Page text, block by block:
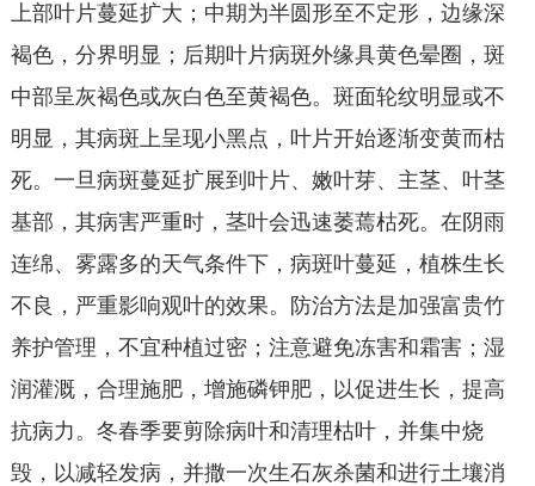
上部叶片蔓延扩大；中期为半圆形至不定形，边缘深
褐色，分界明显；后期叶片病斑外缘具黄色晕圈，斑
中部呈灰褐色或灰白色至黄褐色。斑面轮纹明显或不
明显，其病斑上呈现小黑点，叶片开始逐渐变黄而枯
死。一旦病斑蔓延扩展到叶片、嫩叶芽、主茎、叶茎
基部，其病害严重时，茎叶会迅速萎蔫枯死。在阴雨
连绵、雾露多的天气条件下，病斑叶蔓延，植株生长
不良，严重影响观叶的效果。防治方法是加强富贵竹
养护管理，不宜种植过密；注意避免冻害和霜害；湿
润灌溉，合理施肥，增施磷钾肥，以促进生长，提高
抗病力。冬春季要剪除病叶和清理枯叶，并集中烧
毁，以减轻发病，并撒一次生石灰杀菌和进行土壤消